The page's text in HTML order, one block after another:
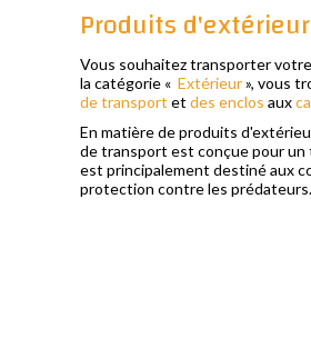
Produits
Vous souhaitez transporter
la catégorie « Extérieur», vous
de transport et des enclos aux
En matière de produits
de transport est conçue pour
est principalement destiné aux
protection contre les prédateurs.